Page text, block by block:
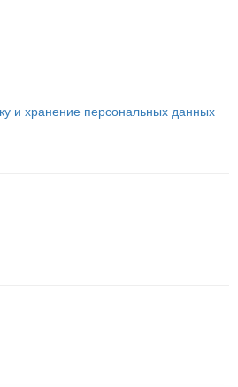
и хранение персональных данных